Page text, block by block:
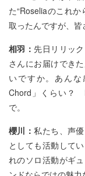
た“Roseliaのこれ
取ったんですが、
相羽：先日リリッ
さんにお届けでき
いですか。あん
Chord」くらい？
で。
櫻川：私たち、声
としても活動して
れのソロ活動がギ